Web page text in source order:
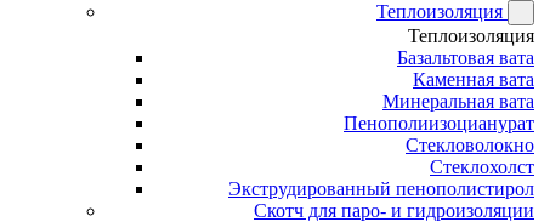
Теплоизоляция
Теплоизоляция
Базальтовая вата
Каменная вата
Минеральная вата
Пенополиизоцианурат
Стекловолокно
Стеклохолст
Экструдированный пенополистирол
Скотч для паро- и гидроизоляции